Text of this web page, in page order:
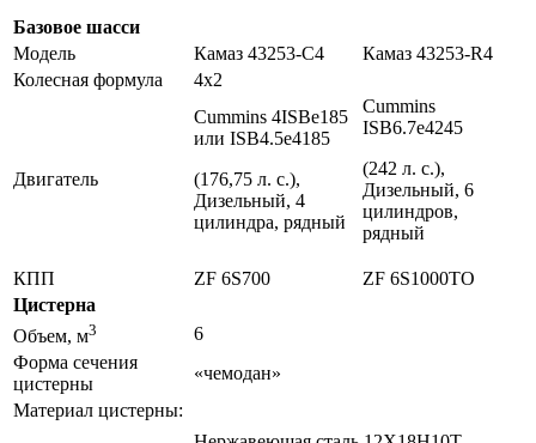
Базовое шасси
Модель
Камаз 43253-С4
Камаз 43253-R4
Колесная формула
4х2
Двигатель
Cummins 4ISBe185
или ISB4.5e4185
(176,75 л. с.),
Дизельный, 4
цилиндра, рядный
Cummins
ISB6.7e4245
(242 л. с.),
Дизельный, 6
цилиндров,
рядный
КПП ZF 6S700
ZF 6S1000TO
Цистерна
Объем, м3
6
Форма сечения
цистерны
«чемодан»
Материал цистерны: